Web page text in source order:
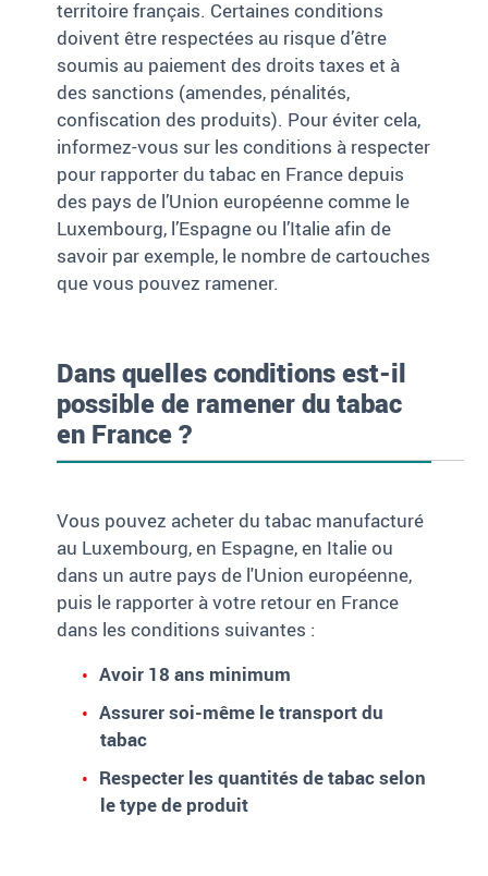
territoire français. Certaines conditions
doivent être respectées au risque d’être
soumis au paiement des droits taxes et à
des sanctions (amendes, pénalités,
confiscation des produits). Pour éviter cela,
informez-vous sur les conditions à respecter
pour rapporter du tabac en France depuis
des pays de l’Union européenne comme le
Luxembourg, l’Espagne ou l’Italie afin de
savoir par exemple, le nombre de cartouches
que vous pouvez ramener.
Dans quelles conditions est-il
possible de ramener du tabac
en France ?
Vous pouvez acheter du tabac manufacturé
au Luxembourg, en Espagne, en Italie ou
dans un autre pays de l'Union européenne,
puis le rapporter à votre retour en France
dans les conditions suivantes :
Avoir 18 ans minimum
Assurer soi-même le transport du
tabac
Respecter les quantités de tabac selon
le type de produit